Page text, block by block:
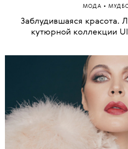
МОДА •
Заблудившаяся красота.
кутюрной коллекции